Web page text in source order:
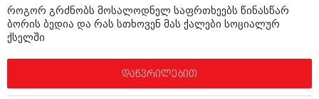
გვარები
თემიდას სასწორი
იუმორი
კალეიდოსკოპი
ჰოროსკოპი და შეუცნობელი
რომანი და დეტექტივი
როგორ გრძნობს მოსალოდნელ საფრთხეებს წინასწარ
ბორის ბედია და რას სთხოვენ მას ქალები სოციალურ
ქსელში
დაწვრილებით